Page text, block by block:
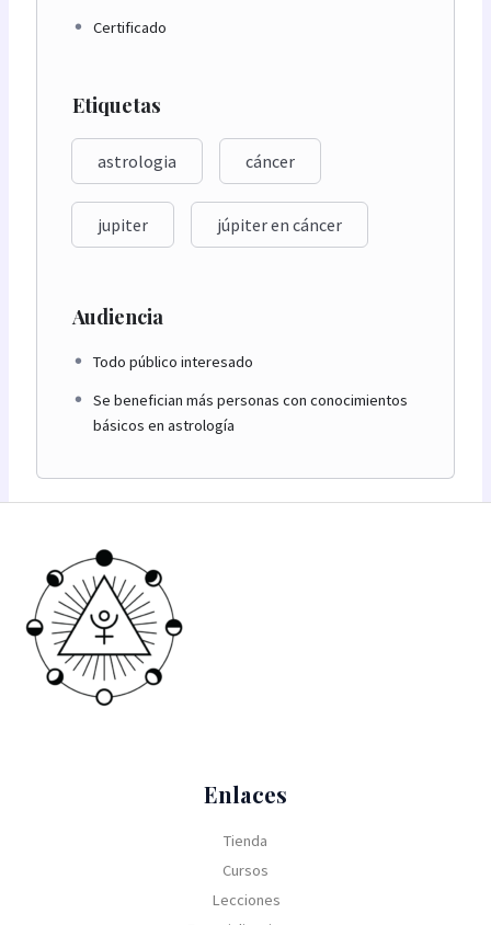
Certificado
Etiquetas
astrologia cáncer
jupiter júpiter en cáncer
Audiencia
Todo público interesado
Se benefician más personas con conocimientos
básicos en astrología
Enlaces
Tienda
Cursos
Lecciones